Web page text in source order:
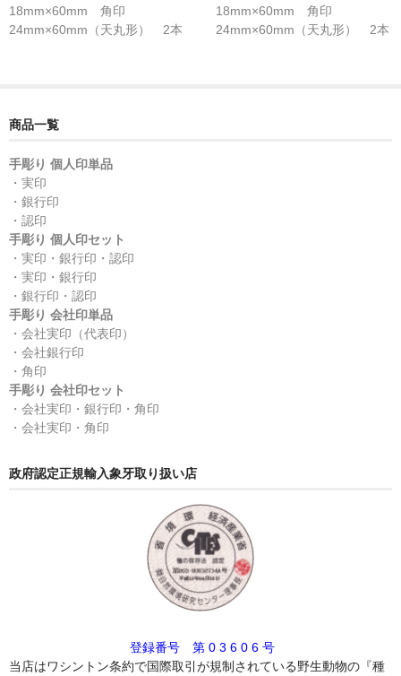
18mm×60mm 角印
24mm×60mm（天丸形） 2本
18mm×60mm 角印
24mm×60mm（天丸形） 2本
商品一覧
手彫り 個人印単品
・実印
・銀行印
・認印
手彫り 個人印セット
・実印・銀行印・認印
・実印・銀行印
・銀行印・認印
手彫り 会社印単品
・会社実印（代表印）
・会社銀行印
・角印
手彫り 会社印セット
・会社実印・銀行印・角印
・会社実印・角印
政府認定正規輸入象牙取り扱い店
登録番号 第 0 3 6 0 6 号
当店はワシントン条約で国際取引が規制されている野生動物の『種